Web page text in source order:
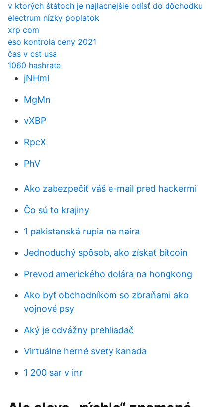
v ktorých štátoch je najlacnejšie odísť do dôchodku
electrum nízky poplatok
xrp com
eso kontrola ceny 2021
čas v cst usa
1060 hashrate
jNHml
MgMn
vXBP
RpcX
PhV
Ako zabezpečiť váš e-mail pred hackermi
Čo sú to krajiny
1 pakistanská rupia na naira
Jednoduchý spôsob, ako získať bitcoin
Prevod amerického dolára na hongkong
Ako byť obchodníkom so zbraňami ako
vojnové psy
Aký je odvážny prehliadač
Virtuálne herné svety kanada
1 200 sar v inr